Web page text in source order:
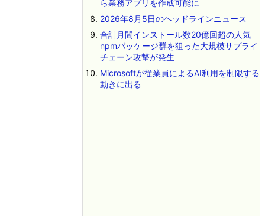
ら業務アプリを作成可能に
2026年8月5日のヘッドラインニュース
合計月間インストール数20億回超の人気
npmパッケージ群を狙った大規模サプライ
チェーン攻撃が発生
Microsoftが従業員によるAI利用を制限する
動きに出る